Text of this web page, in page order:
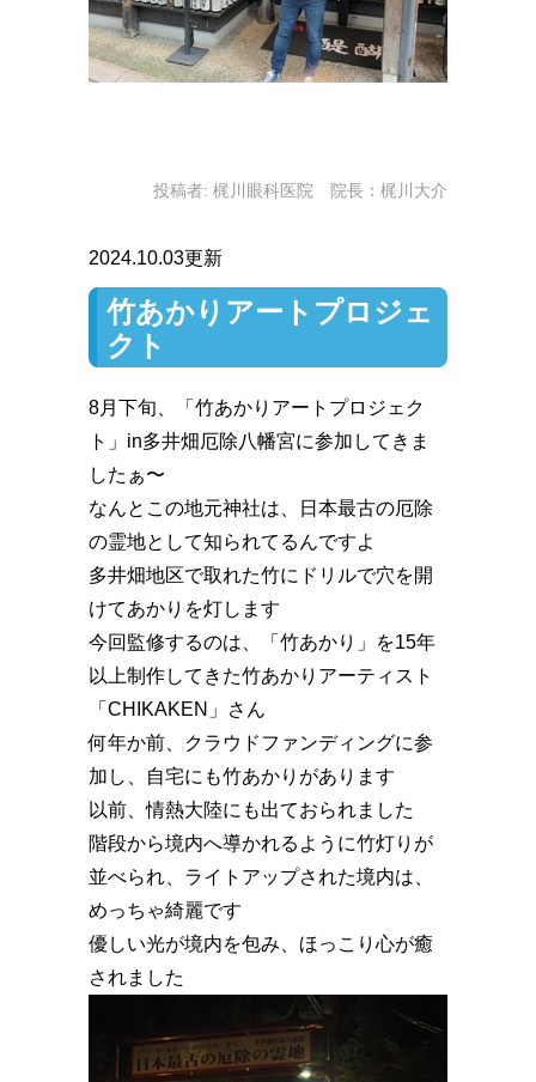
投稿者: 梶川眼科医院 院長：梶川大介
2024.10.03更新
竹あかりアートプロジェ
クト
8月下旬、「竹あかりアートプロジェク
ト」in多井畑厄除八幡宮に参加してきま
したぁ〜
なんとこの地元神社は、日本最古の厄除
の霊地として知られてるんですよ
多井畑地区で取れた竹にドリルで穴を開
けてあかりを灯します
今回監修するのは、「竹あかり」を15年
以上制作してきた竹あかりアーティスト
「CHIKAKEN」さん
何年か前、クラウドファンディングに参
加し、自宅にも竹あかりがあります
以前、情熱大陸にも出ておられました
階段から境内へ導かれるように竹灯りが
並べられ、ライトアップされた境内は、
めっちゃ綺麗です
優しい光が境内を包み、ほっこり心が癒
されました